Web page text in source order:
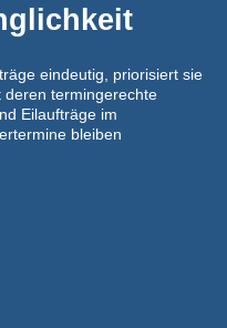
eindeutig, priorisiert sie
deren termingerechte
Eilaufträge im
bleiben